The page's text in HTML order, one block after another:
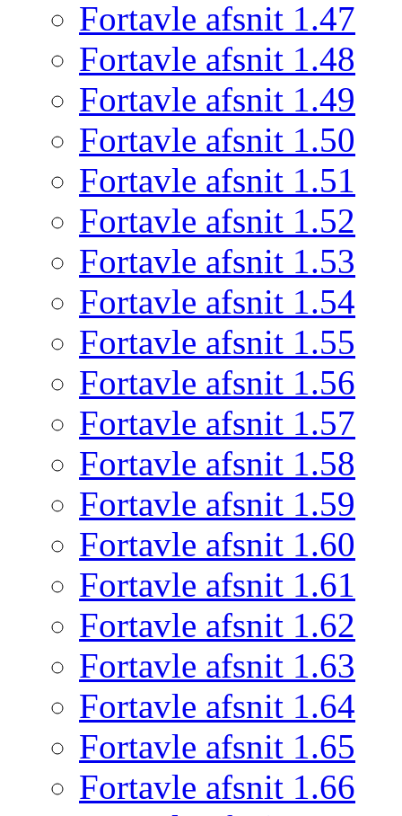
Fortavle afsnit 1.47
Fortavle afsnit 1.48
Fortavle afsnit 1.49
Fortavle afsnit 1.50
Fortavle afsnit 1.51
Fortavle afsnit 1.52
Fortavle afsnit 1.53
Fortavle afsnit 1.54
Fortavle afsnit 1.55
Fortavle afsnit 1.56
Fortavle afsnit 1.57
Fortavle afsnit 1.58
Fortavle afsnit 1.59
Fortavle afsnit 1.60
Fortavle afsnit 1.61
Fortavle afsnit 1.62
Fortavle afsnit 1.63
Fortavle afsnit 1.64
Fortavle afsnit 1.65
Fortavle afsnit 1.66